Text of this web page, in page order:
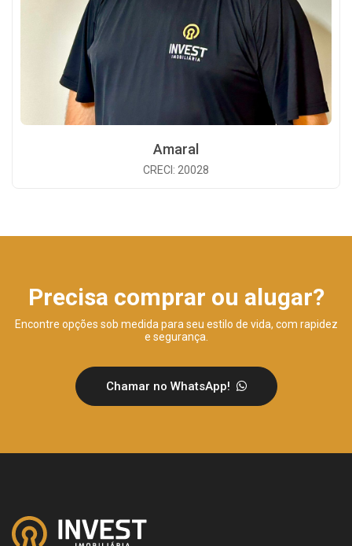
Amaral
CRECI: 20028
Precisa comprar ou alugar?
Encontre opções sob medida para seu estilo de vida, com rapidez
e segurança.
Chamar no WhatsApp!